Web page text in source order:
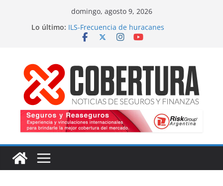
domingo, agosto 9, 2026
Lo último: ILS-Frecuencia de huracanes
Seguro marítimo-Presiones cruzadas
Fitch-Impulso a la innovación